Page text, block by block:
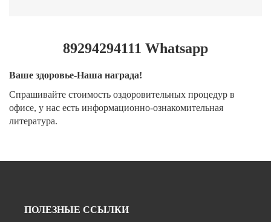
89294294111 Whatsapp
Ваше здоровье-Наша награда!
Спрашивайте стоимость оздоровительных процедур в
офисе, у нас есть информационно-ознакомительная
литература.
ПОЛЕЗНЫЕ ССЫЛКИ